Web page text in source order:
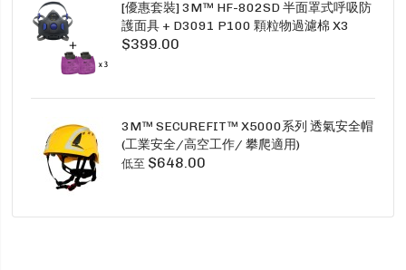
[優惠套裝] 3M™ HF-802SD 半面罩式呼吸防
護面具 + D3091 P100 顆粒物過濾棉 X3
SECURE CLICK HF-802SD HF-800SD 系列
$399.00
3M™ SECUREFIT™ X5000系列 透氣安全帽
(工業安全/高空工作/ 攀爬適用)
低至 $648.00